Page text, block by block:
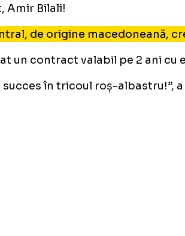
Amir Bilali!
de origine macedoneană,
un contract valabil pe 2 ani cu
în tricoul roș-albastru!”,